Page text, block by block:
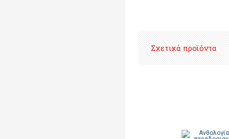
Σχετικά προϊόντα